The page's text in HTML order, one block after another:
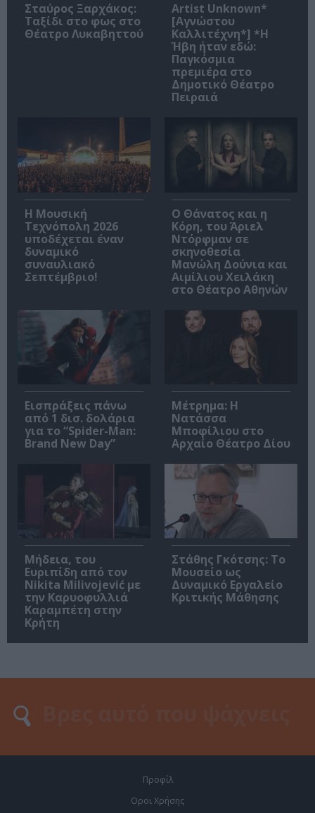
Σταύρος Ξαρχάκος:
Ταξίδι στο φως στο
Θέατρο Λυκαβηττού
Artist Unknown*
[Αγνώστου
Καλλιτέχνη*] *Η
Ήβη ήταν εδώ:
Παγκόσμια
πρεμιέρα στο
Δημοτικό Θέατρο
Πειραιά
Η Μουσική
Τεχνόπολη 2026
υποδέχεται έναν
δυναμικό
συναυλιακό
Σεπτέμβριο!
Ο Θάνατος και η
Κόρη, του Άριελ
Ντόρφμαν σε
σκηνοθεσία
Μανώλη Δούνια και
Αιμίλιου Χειλάκη
στο Θέατρο Αθηνών
Εισπράξεις πάνω
από 1 δισ. δολάρια
για το “Spider-Man:
Brand New Day”
Μέτρημα: Η
Νατάσσα
Μποφίλιου στο
Αρχαίο Θέατρο Δίου
Μήδεια, του
Ευριπίδη από τον
Nikita Milivojević με
την Καρυοφυλλιά
Καραμπέτη στην
Κρήτη
Στάθης Γκότσης: Το
Μουσείο ως
Δυναμικό Εργαλείο
Κριτικής Μάθησης
Προφίλ
Οροι Χρήσης